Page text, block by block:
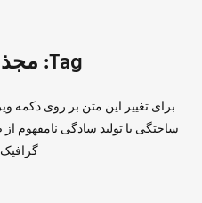
Tag: مجذوبعلیشاه
برای تغییر این متن بر روی دکمه
ساختگی با تولید سادگی نامفهوم